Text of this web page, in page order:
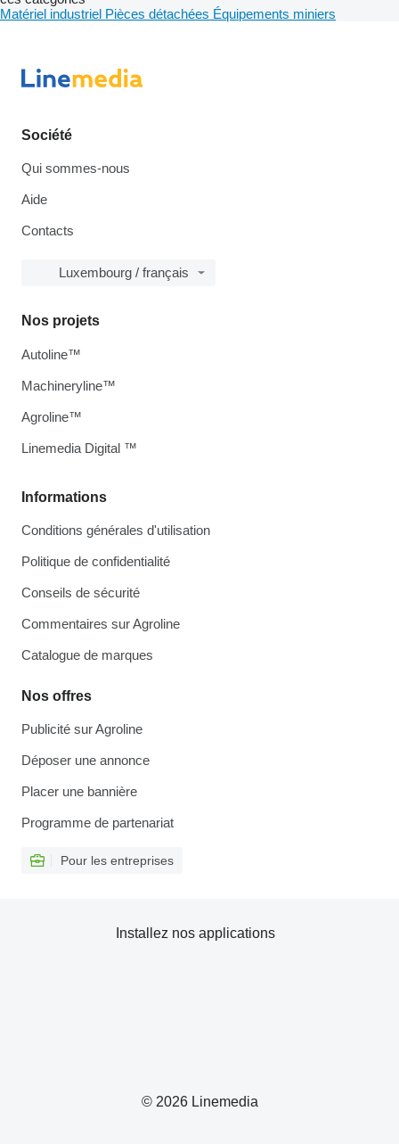
Matériel industriel Pièces détachées Équipements miniers
Société
Qui sommes-nous
Aide
Contacts
Luxembourg / français
Informations
Conditions générales d'utilisation
Politique de confidentialité
Conseils de sécurité
Commentaires sur Agroline
Catalogue de marques
Nos offres
Publicité sur Agroline
Déposer une annonce
Placer une bannière
Programme de partenariat
Pour les entreprises
Nos projets
Autoline™
Machineryline™
Agroline™
Linemedia Digital ™
© 2026 Linemedia
Installez nos applications